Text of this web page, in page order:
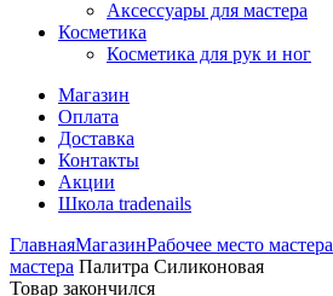
Аксессуары для мастера
Косметика
Косметика для рук и ног
Магазин
Оплата
Доставка
Контакты
Акции
Школа tradenails
ГлавнаяМагазинРабочее место мастера
мастера Палитра Силиконовая
Товар закончился